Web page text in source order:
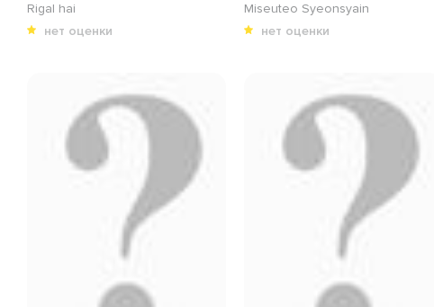
Rigal hai
нет оценки
Miseuteo Syeonsyain
нет оценки